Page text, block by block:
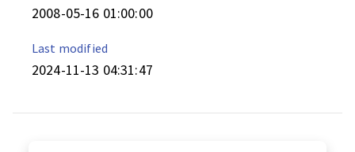
2008-05-16 01:00:00
Last modified
2024-11-13 04:31:47